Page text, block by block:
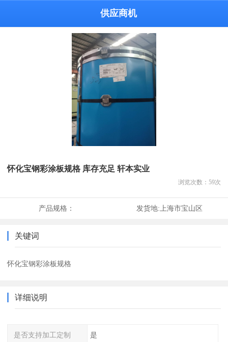
供应商机
怀化宝钢彩涂板规格 库存充足 轩本实业
浏览次数： 59次
产品规格： 发货地:上海市宝山区
关键词
怀化宝钢彩涂板规格
详细说明
是否支持加工定制 是